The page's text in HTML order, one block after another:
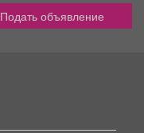
Подать объявление